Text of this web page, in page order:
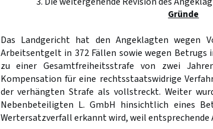
Gründe
Das Landgericht hat den Angeklagten wegen
Arbeitsentgelt in 372 Fällen sowie wegen Betrugs
zu einer Gesamtfreiheitsstrafe von zwei
Kompensation für eine rechtsstaatswidrige
der verhängten Strafe als vollstreckt. Weiter
Nebenbeteiligten L. GmbH hinsichtlich eines
Wertersatzverfall erkannt wird, weil